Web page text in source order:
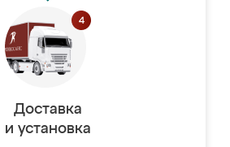
Доставка
и установка